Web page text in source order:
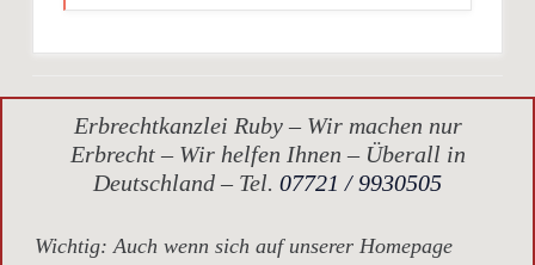
Erbrechtkanzlei Ruby – Wir machen nur
Erbrecht – Wir helfen Ihnen – Überall in
Deutschland – Tel. 07721 / 9930505
Wichtig: Auch wenn sich auf unserer Homepage